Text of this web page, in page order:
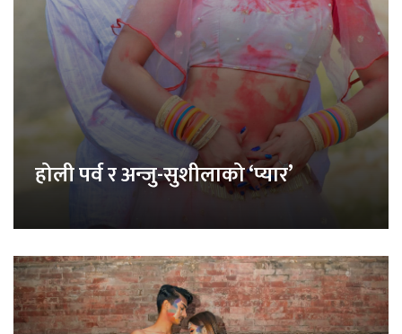
होली पर्व र अन्जु-सुशीलाको ‘प्यार’